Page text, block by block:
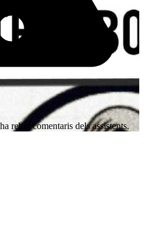
rebut comentaris dels assistents.